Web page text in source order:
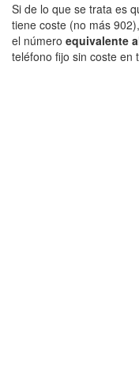
Si de lo que se trata es
tiene coste (no más
el número equivalente
teléfono fijo sin coste en